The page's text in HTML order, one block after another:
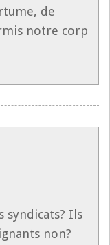
de
notre corp
syndicats? Ils
non?